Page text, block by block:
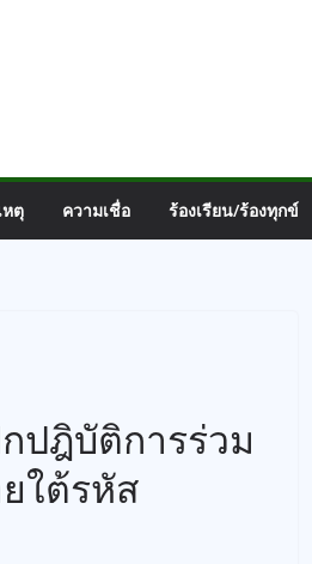
หตุ ความเชื่อ ร้องเรียน/ร้องทุกข์
ปฎิบัติการร่วม
ใต้รหัส